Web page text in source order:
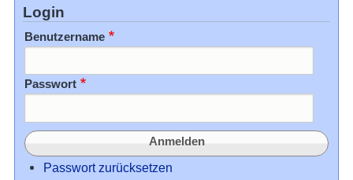
Login
Benutzername
Passwort
Passwort zurücksetzen